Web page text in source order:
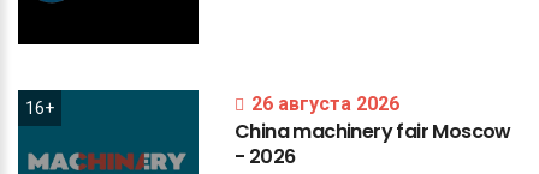
16+ 26 августа 2026
ChinamachineryfairMoscow
- 2026